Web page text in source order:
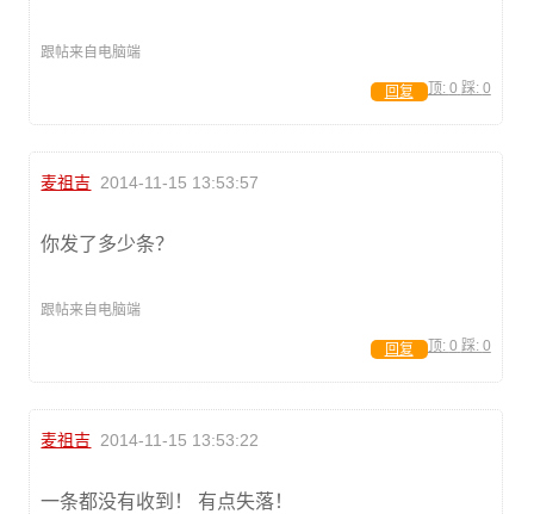
跟帖来自电脑端
顶: 0 踩: 0
回复
麦祖吉 2014-11-15 13:53:57
你发了多少条？
跟帖来自电脑端
顶: 0 踩: 0
回复
麦祖吉 2014-11-15 13:53:22
一条都没有收到！ 有点失落！